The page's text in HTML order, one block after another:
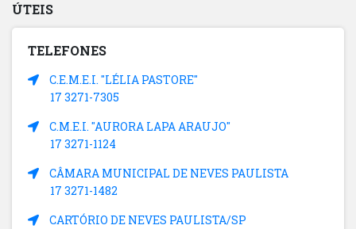
ÚTEIS
TELEFONES
C.E.M.E.I. "LÉLIA PASTORE"
17 3271-7305
C.M.E.I. "AURORA LAPA ARAUJO"
17 3271-1124
CÂMARA MUNICIPAL DE NEVES PAULISTA
17 3271-1482
CARTÓRIO DE NEVES PAULISTA/SP